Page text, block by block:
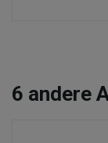
6 andere